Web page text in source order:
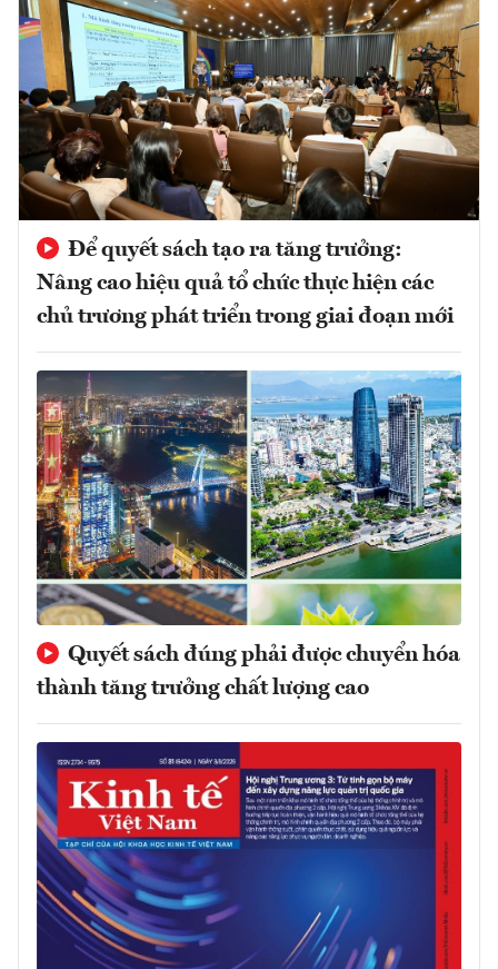
Để quyết sách tạo ra tăng trưởng:
Nâng cao hiệu quả tổ chức thực hiện các
chủ trương phát triển trong giai đoạn mới
Quyết sách đúng phải được chuyển hóa
thành tăng trưởng chất lượng cao